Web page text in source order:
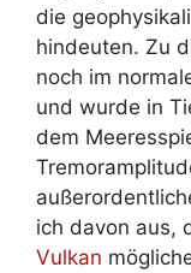
die
hindeuten. Zu
noch im
und wurde in
dem
ich davon aus,
Vulkan